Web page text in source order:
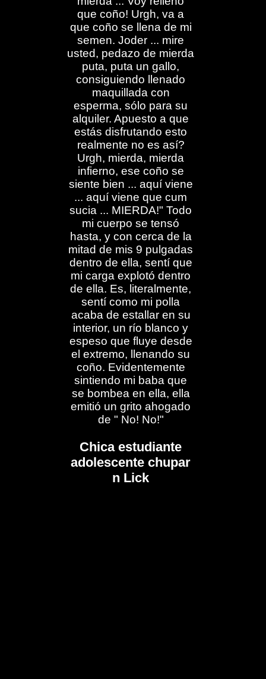
que coño! Urgh, va a
que coño se llena de mi
semen. Joder ... mire
usted, pedazo de mierda
puta, puta un gallo,
consiguiendo llenado
maquillada con
esperma, sólo para su
alquiler. Apuesto a que
estás disfrutando esto
realmente no es así?
Urgh, mierda, mierda
infierno, ese coño se
siente bien ... aquí viene
... aquí viene que cum
sucia ... MIERDA!" Todo
mi cuerpo se tensó
hasta, y con cerca de la
mitad de mis 9 pulgadas
dentro de ella, sentí que
mi carga explotó dentro
de ella. Es, literalmente,
sentí como mi polla
acaba de estallar en su
interior, un río blanco y
espeso que fluye desde
el extremo, llenando su
coño. Evidentemente
sintiendo mi baba que
se bombea en ella, ella
emitió un grito ahogado
de " No! No!"
Chica estudiante
adolescente chupar
n Lick